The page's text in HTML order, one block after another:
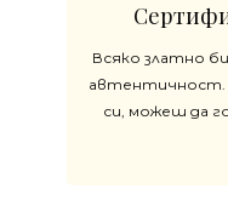
Всяко златно
си, можеш да